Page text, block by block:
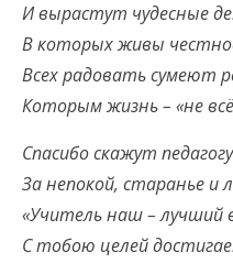
И вырастут чудесные
В которых живы
Всех радовать сумеют
Которым жизнь – «не
Спасибо скажут
За непокой, старанье и
«Учитель наш – лучший
С тобою целей